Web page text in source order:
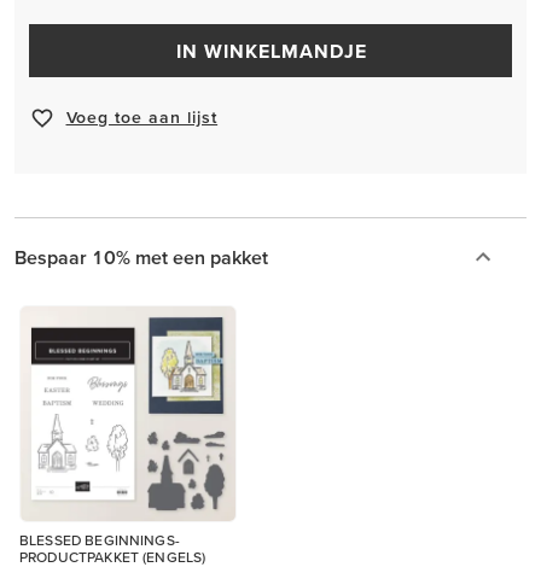
IN WINKELMANDJE
Voeg toe aan lijst
Bespaar 10% met een pakket
BLESSED BEGINNINGS-
PRODUCTPAKKET (ENGELS)